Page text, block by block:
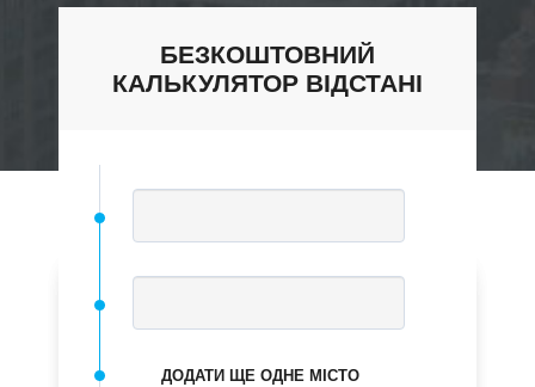
БЕЗКОШТОВНИЙ
КАЛЬКУЛЯТОР ВІДСТАНІ
ДОДАТИ ЩЕ ОДНЕ МІСТО